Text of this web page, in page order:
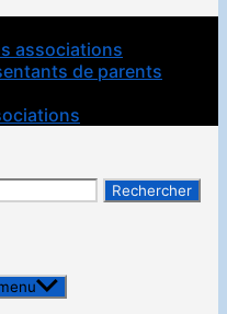
associations
de parents